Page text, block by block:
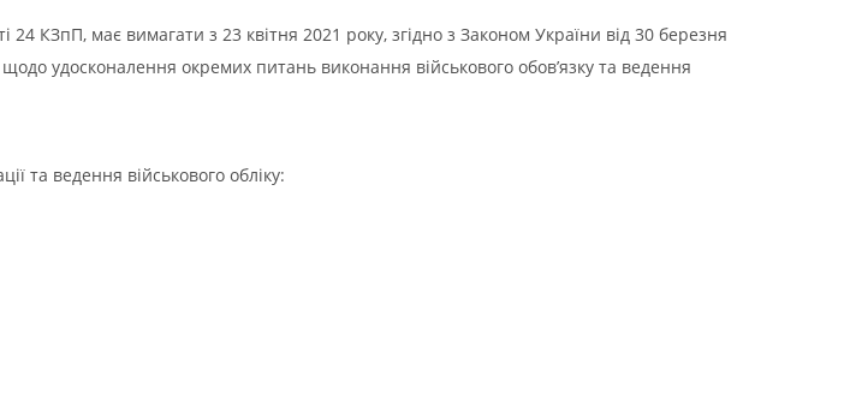
24 КЗпП, має вимагати з 23 квітня 2021 року, згідно з Законом України від 30 березня
удосконалення окремих питань виконання військового обов’язку та ведення
та ведення військового обліку: